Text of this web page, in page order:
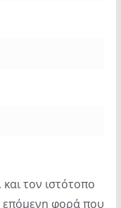
τον ιστότοπο
επόμενη φορά που